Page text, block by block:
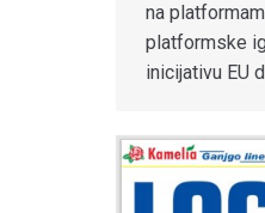
na
platformske
inicijativu EU